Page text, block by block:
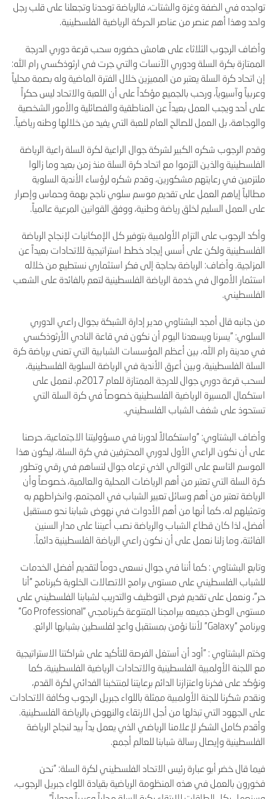
تواجده في الضفة وغزة والشتات، فالرياضة توحدنا وتجعلنا على قلب رجل
واحد وهذا أهم عنصر من عناصر الحركة الرياضية الفلسطينية.
وأضاف الرجوب الثلاثاء على هامش حضوره سحب قرعة دوري الدرجة
الممتازة بكرة السلة ودوري الآنسات والتي جرت في ارثوذكسي رام الله:
إن اتحاد كرة السلة يعتبر من المميزين خلال الفترة الماضية وله بصمة محلياً
وعربياً وآسيوياً، ورحب بالجميع مؤكداً على أن اللعبة والاتحاد ليس حكراً
على أحد ويجب العمل بعيداً عن المناطقية والفصائلية والأمور الشخصية
والوجاهة، بل العمل للصالح العام للعبة التي يفيد من خلالها وطنه رياضياً.
وقدم الرجوب شكره الكبير لشركة جوال الراعية لكرة السلة راعية الرياضة
الفلسطينية والذين التزموا مع اتحاد كرة السلة منذ زمن بعيد وما زالوا
ملتزمين في رعايتهم مشكورين، وقدم شكره لرؤساء الأندية السلوية
مطالباً إياهم العمل على تقديم موسم سلوي ناجح بهمة وحماس وإصرار
على العمل السليم لخلق رياضة وطنية، ووفق القوانين المرعية عالمياً.
وأكد الرجوب على التزام الأولمبية بتوفير كل الإمكانيات لإنجاح الرياضة
الفلسطينية ولكن على أسس إيجاد خطط استراتيجية للاتحادات بعيداً عن
المزاجية. وأضاف: الرياضة بحاجة إلى فكر استثماري نستطيع من خلاله
استثمار الأموال في خدمة الرياضة الفلسطينية لتعم بالفائدة على الشعب
الفلسطيني.
من جانبه قال أمجد البشتاوي مدير إدارة الشبكة بجوال راعي الدوري
السلوي: "يسرنا ويسعدنا اليوم أن نكون في قاعة النادي الأرثوذكسي
في مدينة رام الله، بين أعظم المؤسسات الشبابية التي تعنى برياضة كرة
السلة الفلسطينية، وبين أعرق الأندية في الرياضة السلوية الفلسطينية،
لسحب قرعة دوري جوال للدرجة الممتازة للعام 2017م، لنعمل على
استكمال المسيرة الرياضية الفلسطينية خصوصاً في كرة السلة التي
تستحوذ على شغف الشباب الفلسطيني.
وأضاف البشتاوي: "واستكمالاً لدورنا في مسؤوليتنا الاجتماعية، حرصنا
على أن نكون الراعي الأول لدوري المحترفين في كرة السلة، ليكون هذا
الموسم التاسع على التوالي الذي ترعاه جوال لتساهم في رقي وتطور
كرة السلة التي تعتبر من أهم الرياضات المحلية والعالمية، خصوصاً وأن
الرياضة تعتبر من أهم وسائل تعبير الشباب في المجتمع، وانخراطهم به
وتمثيلهم له، كما أنها من أهم الأدوات في نهوض شبابنا نحو مستقبل
أفضل، لذا كان قطاع الشباب والرياضة نصب أعيننا على مدار السنين
الفائتة، وما زلنا نعمل على أن نكون راعي الرياضة الفلسطينية دائماً.
وتابع البشتاوي : كما أننا في جوال نسعى دوماً لتقديم أفضل الخدمات
للشباب الفلسطيني على مستوى برامج الاتصالات الخلوية كبرنامج "أنا
حر"، ونعمل على تقديم فرص التوظيف والتدريب لشبابنا الفلسطيني على
مستوى الوطن جميعه ببرامجنا المتنوعة كبرنامجي “Go Professional
”
وبرنامج “Galaxy” لأننا نؤمن بمستقبل واعدٍ لفلسطين بشبابها الرائع.
وختم البشتاوي : "أود أن أستغل الفرصة للتأكيد على شراكتنا الاستراتيجية
مع اللجنة الأولمبية الفلسطينية والاتحادات الرياضية الفلسطينية، كما
ونؤكد على فخرنا واعتزازنا الدائم برعايتنا لمنتخبنا الفدائي لكرة القدم،
ونقدم شكرنا للجنة الأولمبية ممثلة باللواء جبريل الرجوب وكافة الاتحادات
على الجهود التي تبذلها من أجل الارتقاء والنهوض بالرياضة الفلسطينية.
وأقدم كامل الشكر لإعلامنا الرياضي الذي يعمل يداً بيد لنجاح الرياضة
الفلسطينية وإيصال رسالة شبابنا للعالم أجمع.
فيما قال خضر أبو عبارة رئيس الاتحاد الفلسطيني لكرة السلة: "نحن
فخورون بالعمل في هذه المنظومة الرياضية بقيادة اللواء جبريل الرجوب،